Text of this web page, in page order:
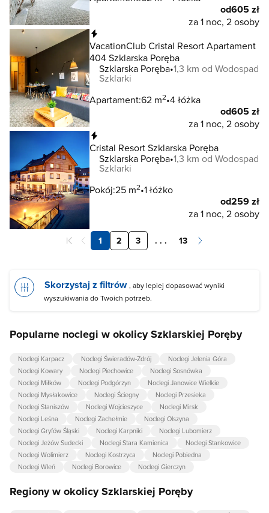
od605 zł
za 1 noc, 2 osoby
VacationClub Cristal Resort Apartament
404 Szklarska Poręba
Szklarska Poręba 1,3 km od Wodospad
Szklarki
Apartament:62 m2 4 łóżka
od605 zł
za 1 noc, 2 osoby
Cristal Resort Szklarska Poręba
Szklarska Poręba 1,3 km od Wodospad
Szklarki
Pokój:25 m2 1 łóżko
od259 zł
za 1 noc, 2 osoby
1 2 3 . . . 13
Skorzystaj z filtrów , aby lepiej dopasować wyniki
wyszukiwania do Twoich potrzeb.
Popularne noclegi w okolicy Szklarskiej Poręby
Noclegi Karpacz Noclegi Świeradów-Zdrój
Noclegi Jelenia Góra
Noclegi Kowary
Noclegi Piechowice
Noclegi Sosnówka
Noclegi Miłków
Noclegi Podgórzyn
Noclegi Janowice Wielkie
Noclegi Mysłakowice
Noclegi Ściegny
Noclegi Przesieka
Noclegi Staniszów
Noclegi Wojcieszyce
Noclegi Mirsk
Noclegi Leśna
Noclegi Zachełmie
Noclegi Olszyna
Noclegi Gryfów Śląski
Noclegi Karpniki
Noclegi Lubomierz
Noclegi Jeżów Sudecki
Noclegi Stara Kamienica
Noclegi Stankowice
Noclegi Wolimierz
Noclegi Kostrzyca
Noclegi Pobiedna
Noclegi Wleń
Noclegi Borowice Noclegi Gierczyn
Regiony w okolicy Szklarskiej Poręby